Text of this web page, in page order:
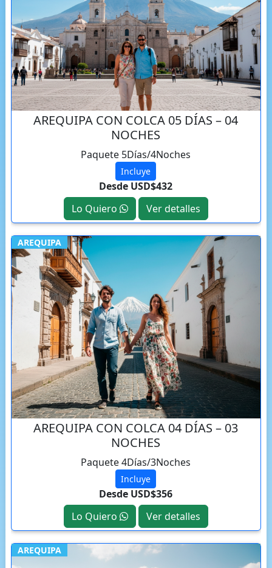
AREQUIPA CON COLCA 05 DÍAS – 04
NOCHES
Paquete 5Días/4Noches
Incluye
Desde USD$432
Lo Quiero
Ver detalles
AREQUIPA
AREQUIPA CON COLCA 04 DÍAS – 03
NOCHES
Paquete 4Días/3Noches
Incluye
Desde USD$356
Lo Quiero
Ver detalles
AREQUIPA